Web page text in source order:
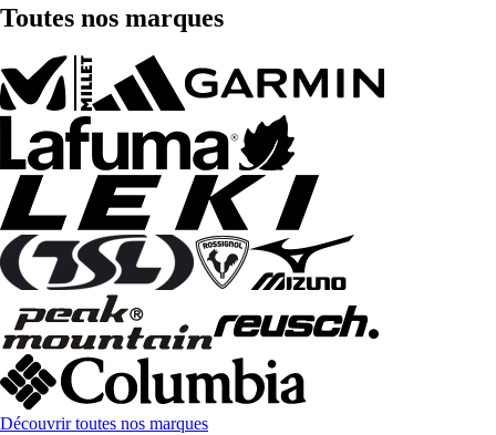
Toutes nos marques
Découvrir toutes nos marques